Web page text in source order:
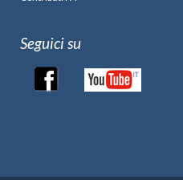
Seguici su